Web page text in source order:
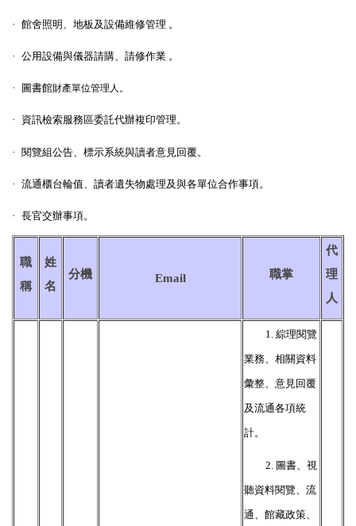
· 館舍照明、地板及設備維修管理 。
· 公用設備與儀器請購、請修作業 。
· 圖書館財產單位管理人。
· 資訊檢索服務區委託代辦複印管理。
· 閱覽組公告、標示系統與讀者意見回覆。
· 流通櫃台輪值、讀者遺失物處理及與各單位合作事項。
· 長官交辦事項。
職
稱
姓
名
分機 Email 職掌
代
理
人
1. 綜理閱覽
業務、相關資料
彙整、意見回覆
及流通各項統
計。
2. 圖書、視
聽資料閱覽、流
通、館藏政策、